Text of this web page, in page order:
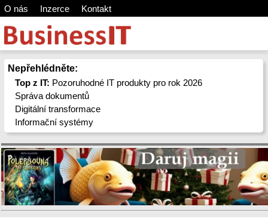
O nás Inzerce Kontakt
Nepřehlédněte:
Top z IT: Pozoruhodné IT produkty pro rok 2026
Správa dokumentů
Digitální transformace
Informační systémy